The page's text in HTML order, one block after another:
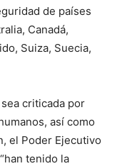
de países
Canadá,
Suiza, Suecia,
criticada por
así como
el Poder Ejecutivo
tenido la